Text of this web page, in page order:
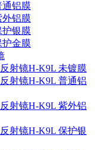
通铝膜
外铝膜
护银膜
护金膜
射镜H-K9L 未镀膜
射镜H-K9L 普通铝
射镜H-K9L 紫外铝
射镜H-K9L 保护银